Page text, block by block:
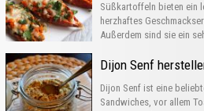
Süßkartoffeln bieten ein
herzhaftes
Außerdem sind sie ein
Dijon Senf
Dijon Senf ist eine
Sandwiches, vor allem